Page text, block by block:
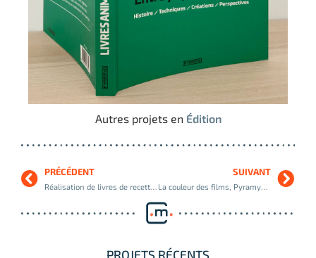
Autres projets en Édition
PRÉCÉDENT
Réalisation de livres de recettes Marmiton, Playbac
SUIVANT
La couleur des films, Pyramyd Éditions
PROJETS RÉCENTS